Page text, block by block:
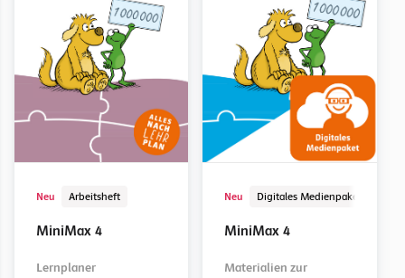
Neu Arbeitsheft
MiniMax 4
Lernplaner
Neu Digitales Medienpaket
MiniMax 4
Materialien zur
Lernzielkontrollen
Unterrichtsvorbereitung